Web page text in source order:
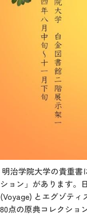
明治学院大学の貴重書
ション」があります。
(Voyage) とエグゾテ
80点の原典コレクショ